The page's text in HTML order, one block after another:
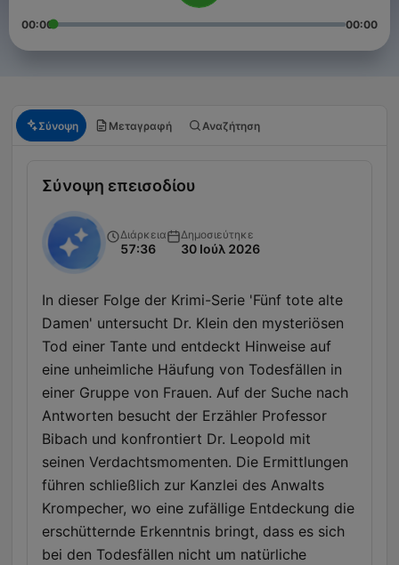
00:00 00:00
Σύνοψη Μεταγραφή Αναζήτηση
Σύνοψη επεισοδίου
Διάρκεια
57:36
Δημοσιεύτηκε
30 Ιούλ 2026
In dieser Folge der Krimi-Serie 'Fünf tote alte
Damen' untersucht Dr. Klein den mysteriösen
Tod einer Tante und entdeckt Hinweise auf
eine unheimliche Häufung von Todesfällen in
einer Gruppe von Frauen. Auf der Suche nach
Antworten besucht der Erzähler Professor
Bibach und konfrontiert Dr. Leopold mit
seinen Verdachtsmomenten. Die Ermittlungen
führen schließlich zur Kanzlei des Anwalts
Krompecher, wo eine zufällige Entdeckung die
erschütternde Erkenntnis bringt, dass es sich
bei den Todesfällen nicht um natürliche